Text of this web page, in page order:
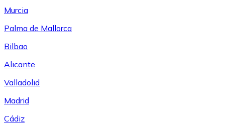
Murcia
Palma de Mallorca
Bilbao
Alicante
Valladolid
Madrid
Cádiz